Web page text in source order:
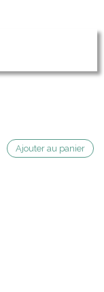
Ajouter au panier